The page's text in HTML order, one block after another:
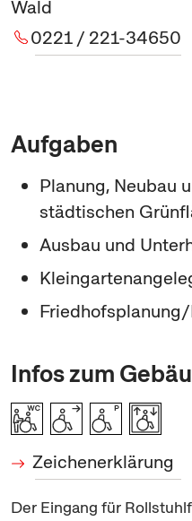
Wald
0221 / 221-34650
Aufgaben
Planung, Neubau
städtischen
Ausbau und
Infos zum
Zeichenerklärung
Der Eingang für